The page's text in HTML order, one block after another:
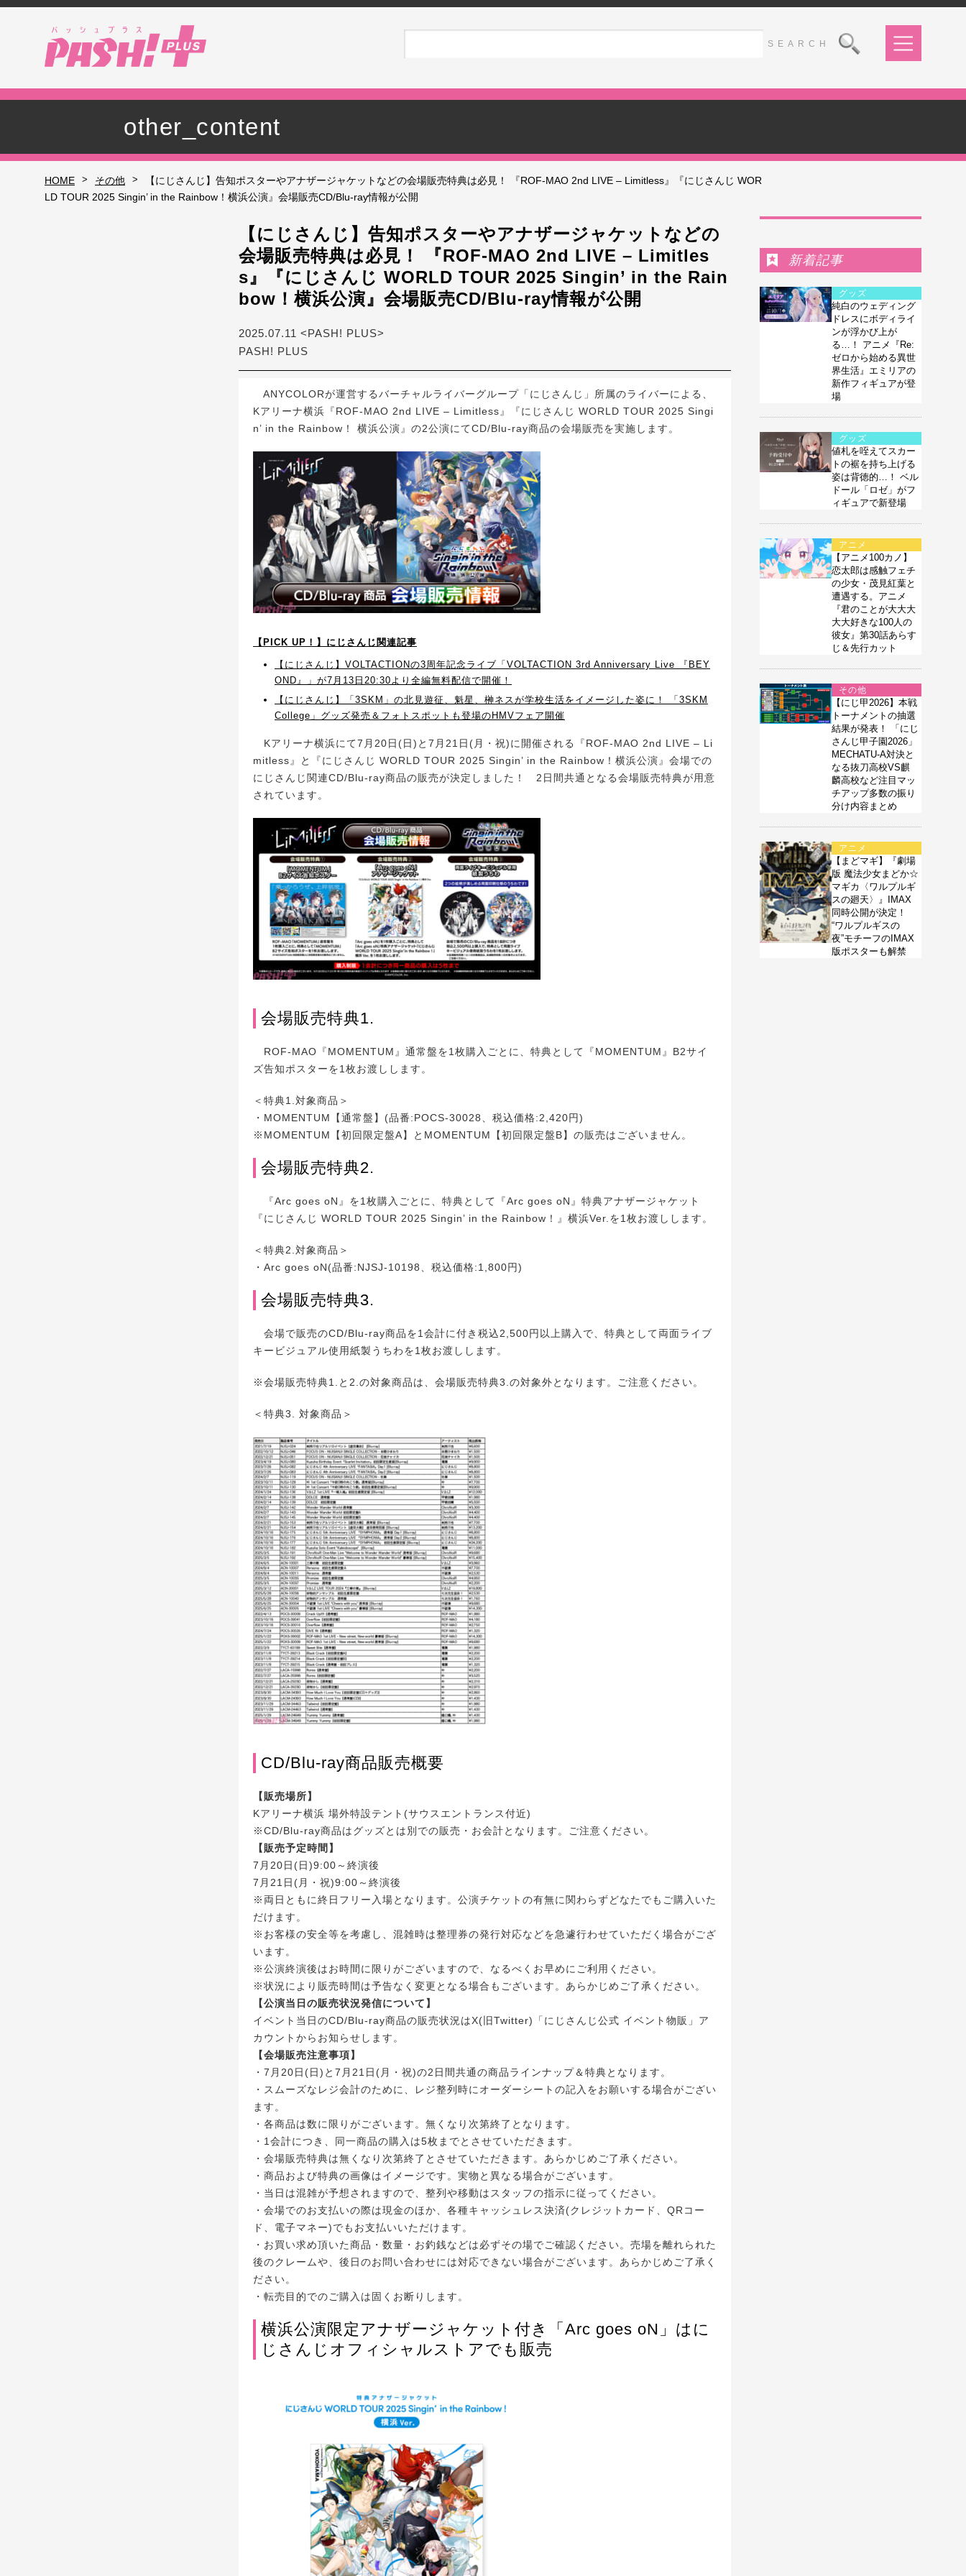
other_content
HOME > その他 >
【にじさんじ】告知ポスターやアナザージャケットなどの会場販売特典は必見！ 『ROF-MAO 2nd LIVE – Limitless』『にじさんじ WOR
LD TOUR 2025 Singin’ in the Rainbow！横浜公演』会場販売CD/Blu-ray情報が公開
【にじさんじ】告知ポスターやアナザージャケットなどの
会場販売特典は必見！ 『ROF-MAO 2nd LIVE – Limitles
s』『にじさんじ WORLD TOUR 2025 Singin’ in the Rain
bow！横浜公演』会場販売CD/Blu-ray情報が公開
2025.07.11 <PASH! PLUS>
PASH! PLUS
ANYCOLORが運営するバーチャルライバーグループ「にじさんじ」所属のライバーによる、
Kアリーナ横浜『ROF-MAO 2nd LIVE – Limitless』『にじさんじ WORLD TOUR 2025 Singi
n’ in the Rainbow！ 横浜公演』の2公演にてCD/Blu-ray商品の会場販売を実施します。
【PICK UP！】にじさんじ関連記事
【にじさんじ】VOLTACTIONの3周年記念ライブ「VOLTACTION 3rd Anniversary Live 『BEY
OND』」が7月13日20:30より全編無料配信で開催！
【にじさんじ】「3SKM」の北見遊征、魁星、榊ネスが学校生活をイメージした姿に！ 「3SKM
College」グッズ発売＆フォトスポットも登場のHMVフェア開催
Kアリーナ横浜にて7月20日(日)と7月21日(月・祝)に開催される『ROF-MAO 2nd LIVE – Li
mitless』と『にじさんじ WORLD TOUR 2025 Singin’ in the Rainbow！横浜公演』会場での
にじさんじ関連CD/Blu-ray商品の販売が決定しました！ 2日間共通となる会場販売特典が用意
されています。
会場販売特典1.
ROF-MAO『MOMENTUM』通常盤を1枚購入ごとに、特典として『MOMENTUM』B2サイ
ズ告知ポスターを1枚お渡しします。
＜特典1.対象商品＞
・MOMENTUM【通常盤】(品番:POCS-30028、税込価格:2,420円)
※MOMENTUM【初回限定盤A】とMOMENTUM【初回限定盤B】の販売はございません。
会場販売特典2.
『Arc goes oN』を1枚購入ごとに、特典として『Arc goes oN』特典アナザージャケット
『にじさんじ WORLD TOUR 2025 Singin’ in the Rainbow！』横浜Ver.を1枚お渡しします。
＜特典2.対象商品＞
・Arc goes oN(品番:NJSJ-10198、税込価格:1,800円)
会場販売特典3.
会場で販売のCD/Blu-ray商品を1会計に付き税込2,500円以上購入で、特典として両面ライブ
キービジュアル使用紙製うちわを1枚お渡しします。
※会場販売特典1.と2.の対象商品は、会場販売特典3.の対象外となります。ご注意ください。
＜特典3. 対象商品＞
CD/Blu-ray商品販売概要
【販売場所】
Kアリーナ横浜 場外特設テント(サウスエントランス付近)
※CD/Blu-ray商品はグッズとは別での販売・お会計となります。ご注意ください。
【販売予定時間】
7月20日(日)9:00～終演後
7月21日(月・祝)9:00～終演後
※両日ともに終日フリー入場となります。公演チケットの有無に関わらずどなたでもご購入いた
だけます。
※お客様の安全等を考慮し、混雑時は整理券の発行対応などを急遽行わせていただく場合がござ
います。
※公演終演後はお時間に限りがございますので、なるべくお早めにご利用ください。
※状況により販売時間は予告なく変更となる場合もございます。あらかじめご了承ください。
【公演当日の販売状況発信について】
イベント当日のCD/Blu-ray商品の販売状況はX(旧Twitter)「にじさんじ公式 イベント物販」ア
カウントからお知らせします。
【会場販売注意事項】
・7月20日(日)と7月21日(月・祝)の2日間共通の商品ラインナップ＆特典となります。
・スムーズなレジ会計のために、レジ整列時にオーダーシートの記入をお願いする場合がござい
ます。
・各商品は数に限りがございます。無くなり次第終了となります。
・1会計につき、同一商品の購入は5枚までとさせていただきます。
・会場販売特典は無くなり次第終了とさせていただきます。あらかじめご了承ください。
・商品および特典の画像はイメージです。実物と異なる場合がございます。
・当日は混雑が予想されますので、整列や移動はスタッフの指示に従ってください。
・会場でのお支払いの際は現金のほか、各種キャッシュレス決済(クレジットカード、QRコー
ド、電子マネー)でもお支払いいただけます。
・お買い求め頂いた商品・数量・お釣銭などは必ずその場でご確認ください。売場を離れられた
後のクレームや、後日のお問い合わせには対応できない場合がございます。あらかじめご了承く
ださい。
・転売目的でのご購入は固くお断りします。
横浜公演限定アナザージャケット付き「Arc goes oN」はに
じさんじオフィシャルストアでも販売
新着記事
グッズ
純白のウェディング
ドレスにボディライ
ンが浮かび上が
る…！ アニメ『Re:
ゼロから始める異世
界生活』エミリアの
新作フィギュアが登
場
グッズ
値札を咥えてスカー
トの裾を持ち上げる
姿は背徳的…！ ベル
ドール「ロゼ」がフ
ィギュアで新登場
アニメ
【アニメ100カノ】
恋太郎は感触フェチ
の少女・茂見紅葉と
遭遇する。アニメ
『君のことが大大大
大大好きな100人の
彼女』第30話あらす
じ＆先行カット
その他
【にじ甲2026】本戦
トーナメントの抽選
結果が発表！ 「にじ
さんじ甲子園2026」
MECHATU-A対決と
なる抜刀高校VS麒
麟高校など注目マッ
チアップ多数の振り
分け内容まとめ
アニメ
【まどマギ】『劇場
版 魔法少女まどか☆
マギカ〈ワルプルギ
スの廻天〉』IMAX
同時公開が決定！
“ワルプルギスの
夜”モチーフのIMAX
版ポスターも解禁